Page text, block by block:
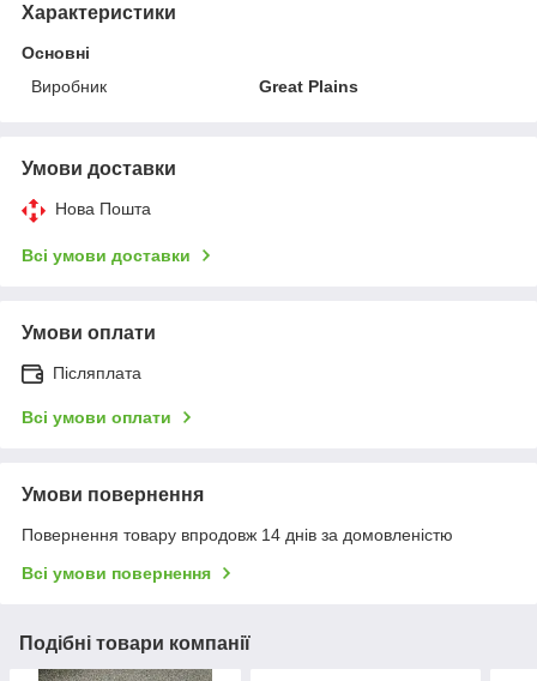
Характеристики
Основні
Виробник
Great Plains
Умови доставки
Нова Пошта
Всі умови доставки
Умови оплати
Післяплата
Всі умови оплати
Умови повернення
Повернення товару впродовж 14 днів за домовленістю
Всі умови повернення
Подібні товари компанії